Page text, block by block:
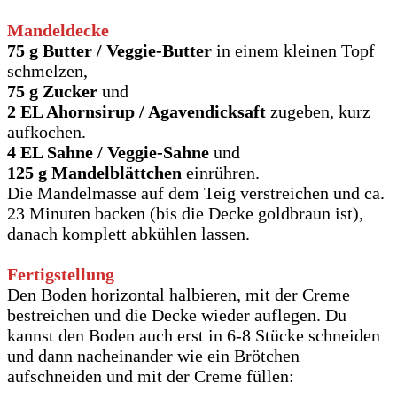
Mandeldecke
75 g Butter / Veggie-Butter in einem kleinen Topf
schmelzen,
75 g Zucker und
2 EL Ahornsirup / Agavendicksaft zugeben, kurz
aufkochen.
4 EL Sahne / Veggie-Sahne und
125 g Mandelblättchen einrühren.
Die Mandelmasse auf dem Teig verstreichen und ca.
23 Minuten backen (bis die Decke goldbraun ist),
danach komplett abkühlen lassen.
Fertigstellung
Den Boden horizontal halbieren, mit der Creme
bestreichen und die Decke wieder auflegen. Du
kannst den Boden auch erst in 6-8 Stücke schneiden
und dann nacheinander wie ein Brötchen
aufschneiden und mit der Creme füllen: